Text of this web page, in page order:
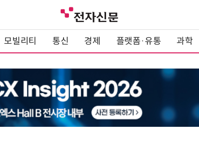
모빌리티 통신 경제 플랫폼·유통 과학